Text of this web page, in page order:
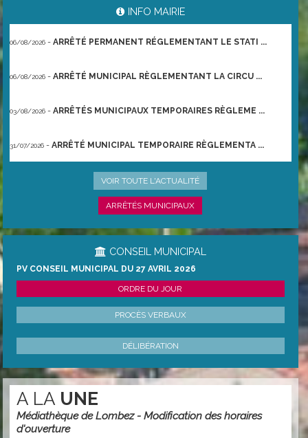
INFO MAIRIE
ARRÊTÉ PERMANENT RÉGLEMENTANT LE STATI ...
ARRÊTÉ MUNICIPAL RÈGLEMENTANT LA CIRCU ...
ARRÊTÉS MUNICIPAUX TEMPORAIRES RÈGLEME ...
ARRÊTÉ MUNICIPAL TEMPORAIRE RÈGLEMENTA ...
ARRÊTÉ PRÉFECTORAL DU 21/06/2026 TEMPO ...
VOIR TOUTE L'ACTUALITÉ
ARRÊTÉS MUNICIPAUX
CONSEIL MUNICIPAL
PV CONSEIL MUNICIPAL DU 27 AVRIL 2026
ORDRE DU JOUR
PROCÈS VERBAUX
DÉLIBÉRATION
A LA UNE
Médiathèque de Lombez - Modification des horaires
d'ouverture